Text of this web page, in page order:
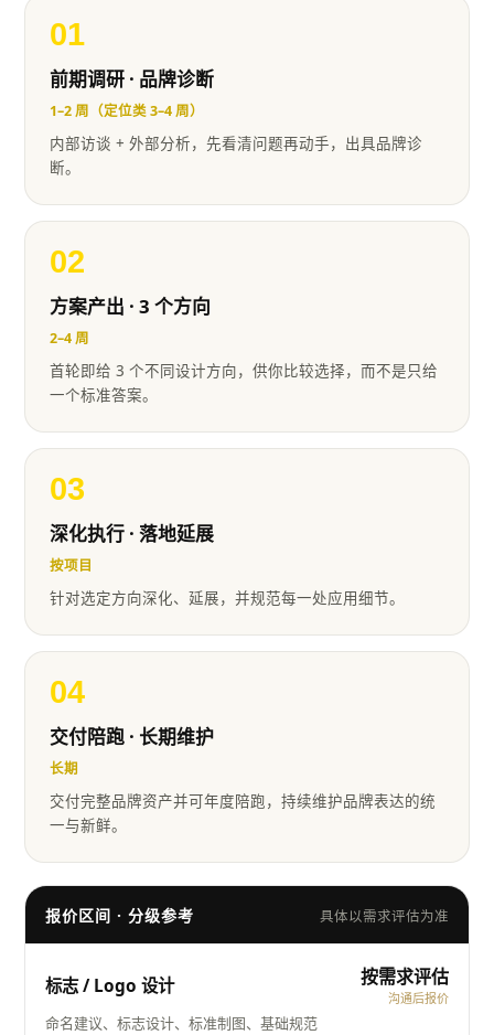
01
前期调研 · 品牌诊断
1–2 周（定位类 3–4 周）
内部访谈 + 外部分析，先看清问题再动手，出具品牌诊
断。
02
方案产出 · 3 个方向
2–4 周
首轮即给 3 个不同设计方向，供你比较选择，而不是只给
一个标准答案。
03
深化执行 · 落地延展
按项目
针对选定方向深化、延展，并规范每一处应用细节。
04
交付陪跑 · 长期维护
长期
交付完整品牌资产并可年度陪跑，持续维护品牌表达的统
一与新鲜。
报价区间 · 分级参考 具体以需求评估为准
标志 / Logo 设计
命名建议、标志设计、标准制图、基础规范
按需求评估
沟通后报价